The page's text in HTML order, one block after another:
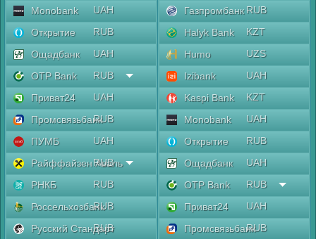
Monobank
UAH
Открытие
RUB
Ощадбанк
UAH
OTP Bank
RUB
Приват24
UAH
ПромсвязьбанкRUB
ПУМБ
UAH
Райффайзен Аваль
RUB
РНКБ
RUB
РоссельхозбанкRUB
Русский Стандарт
RUB
Газпромбанк RUB
Halyk Bank
KZT
Humo
UZS
Izibank
UAH
Kaspi Bank
KZT
Monobank
UAH
Открытие
RUB
Ощадбанк
UAH
OTP Bank
RUB
Приват24
UAH
ПромсвязьбанкRUB